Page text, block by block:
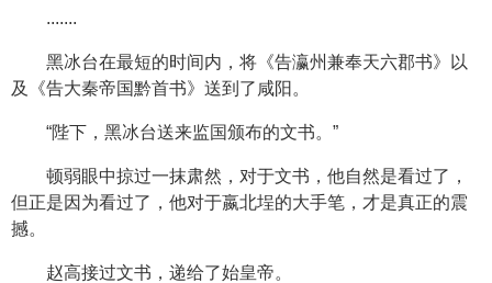
.......
黑冰台在最短的时间内，将《告瀛州兼奉天六郡书》以
及《告大秦帝国黔首书》送到了咸阳。
“陛下，黑冰台送来监国颁布的文书。”
顿弱眼中掠过一抹肃然，对于文书，他自然是看过了，
但正是因为看过了，他对于嬴北埕的大手笔，才是真正的震
撼。
赵高接过文书，递给了始皇帝。